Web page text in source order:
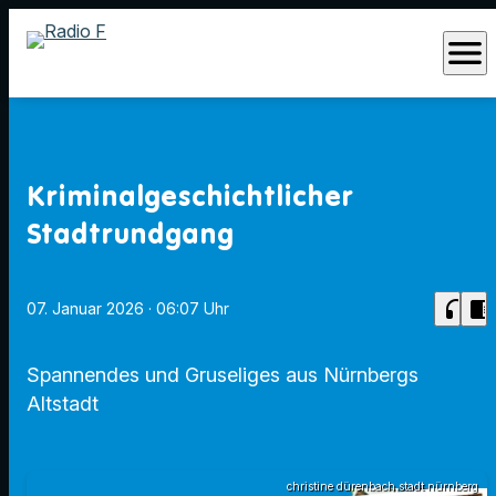
menu
Kriminalgeschichtlicher
Stadtrundgang
07. Januar 2026 · 06:07 Uhr headphones chrome_reader_mode
Spannendes und Gruseliges aus Nürnbergs
Altstadt
christine dürenbach stadt nürnberg